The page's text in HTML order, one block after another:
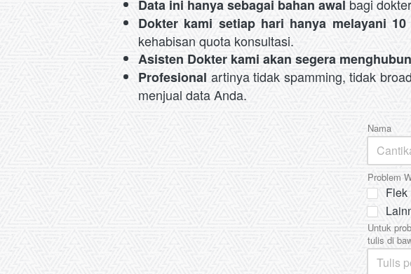
Data ini hanya sebagai bahan awal bagi
Dokter kami setiap hari hanya melayani 10
kehabisan quota konsultasi.
Asisten Dokter kami akan segera
Profesional artinya tidak spamming, tidak
menjual data Anda.
Nama
Problem
Flek
Untuk
tulis di